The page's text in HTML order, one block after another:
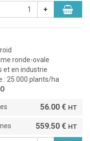
+
ronde-ovale
et en industrie
: 25 000 plants/ha
56.00 € HT
559.50 € HT